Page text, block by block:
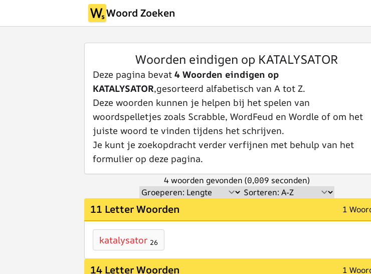
Woord Zoeken
Woorden eindigen op KATALYSATOR
Deze pagina bevat 4 Woorden eindigen op
KATALYSATOR,gesorteerd alfabetisch van A tot Z.
Deze woorden kunnen je helpen bij het spelen van
woordspelletjes zoals Scrabble, WordFeud en Wordle of om het
juiste woord te vinden tijdens het schrijven.
Je kunt je zoekopdracht verder verfijnen met behulp van het
formulier op deze pagina.
4 woorden gevonden (0,009 seconden)
11 Letter Woorden 1
katalysator 26
14 Letter Woorden 1